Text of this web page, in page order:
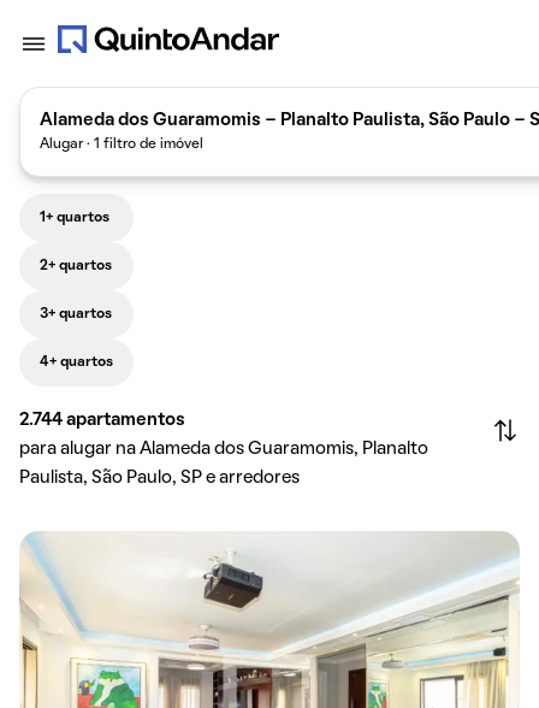
Alameda dos Guaramomis - Planalto Paulista, São Paulo -
Alugar · 1 filtro de imóvel
1+ quartos
2+ quartos
3+ quartos
4+ quartos
2.744 apartamentos
para alugar na Alameda dos Guaramomis, Planalto
Paulista, São Paulo, SP e arredores